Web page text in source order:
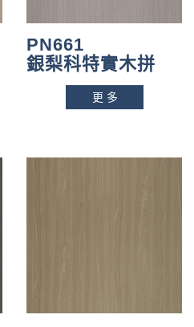
PN661
銀梨科特實木拼
更多